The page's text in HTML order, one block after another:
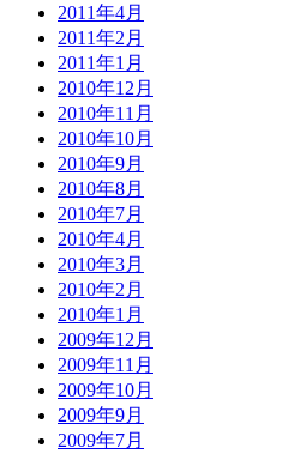
2011年4月
2011年2月
2011年1月
2010年12月
2010年11月
2010年10月
2010年9月
2010年8月
2010年7月
2010年4月
2010年3月
2010年2月
2010年1月
2009年12月
2009年11月
2009年10月
2009年9月
2009年7月